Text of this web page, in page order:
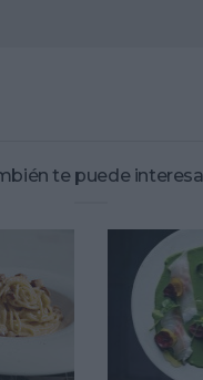
te puede